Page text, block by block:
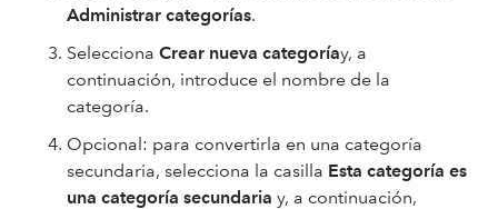
Administrar categorías.
Selecciona Crear nueva categoríay, a
continuación, introduce el nombre de la
categoría.
Opcional: para convertirla en una categoría
secundaria, selecciona la casilla Esta categoría es
una categoría secundaria y, a continuación,